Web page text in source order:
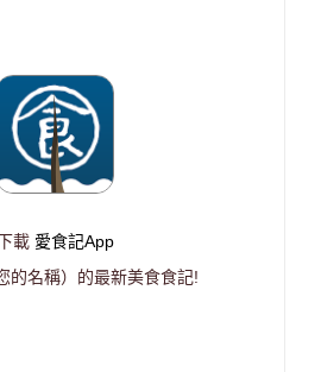
載 愛食記App
的名稱）的最新美食食記!